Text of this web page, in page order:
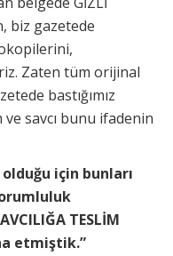
biz gazetede
Zaten tüm orijinal
bastığımız
savcı bunu ifadenin
için bunları
TESLİM
etmiştik.”